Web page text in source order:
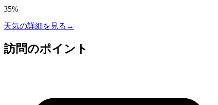
35%
天気の詳細を見る →
訪問のポイント